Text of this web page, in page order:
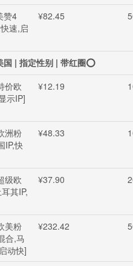
赞4
速,启
¥82.45
| 指定性别 | 带红圈⭕
价欧
示IP]
¥12.19
洲粉
IP,快
¥48.33
级欧
其IP,
¥37.90
美粉
合,马
动快]
¥232.42